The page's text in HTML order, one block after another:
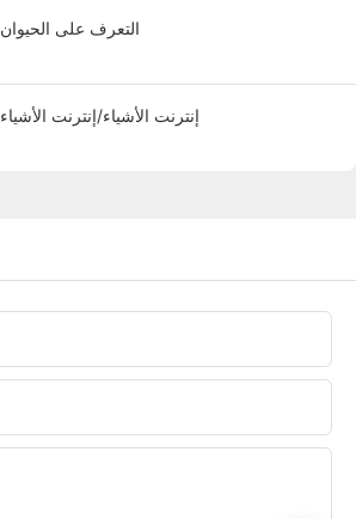
التعرف على الحيوان
إنترنت الأشياء/إنترنت الأشياء